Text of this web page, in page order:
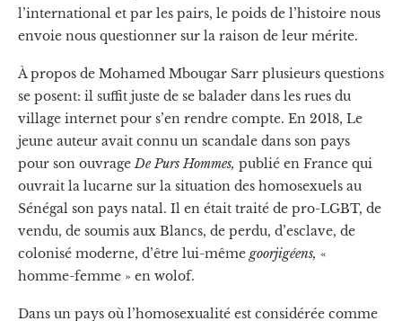
l’international et par les pairs, le poids de l’histoire nous
envoie nous questionner sur la raison de leur mérite.
À propos de Mohamed Mbougar Sarr plusieurs questions
se posent: il suffit juste de se balader dans les rues du
village internet pour s’en rendre compte. En 2018, Le
jeune auteur avait connu un scandale dans son pays
pour son ouvrageDe Purs Hommes, publié en France qui
ouvrait la lucarne sur la situation des homosexuels au
Sénégal son pays natal. Il en était traité de pro-LGBT, de
vendu, de soumis aux Blancs, de perdu, d’esclave, de
colonisé moderne, d’être lui-même goorjigéens, «
homme-femme » en wolof.
Dans un pays où l’homosexualité est considérée comme